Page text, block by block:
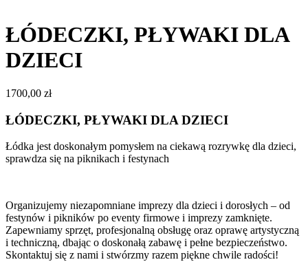
ŁÓDECZKI, PŁYWAKI DLA
DZIECI
1700,00 zł
ŁÓDECZKI, PŁYWAKI DLA DZIECI
Łódka jest doskonałym pomysłem na ciekawą rozrywkę dla dzieci,
sprawdza się na piknikach i festynach
Organizujemy niezapomniane imprezy dla dzieci i dorosłych – od
festynów i pikników po eventy firmowe i imprezy zamknięte.
Zapewniamy sprzęt, profesjonalną obsługę oraz oprawę artystyczną
i techniczną, dbając o doskonałą zabawę i pełne bezpieczeństwo.
Skontaktuj się z nami i stwórzmy razem piękne chwile radości!